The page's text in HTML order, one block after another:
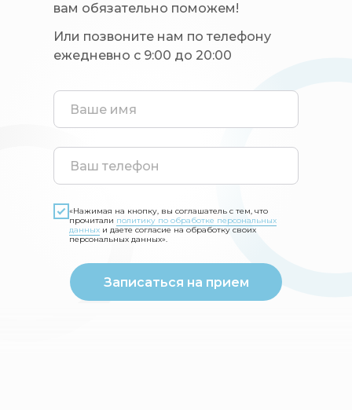
вам обязательно поможем!
Или позвоните нам по телефону
ежедневно с 9:00 до 20:00
«Нажимая на кнопку, вы соглашатель с тем, что
прочитали политику по обработке персональных
данных и даете согласие на обработку своих
персональных данных».
Записаться на прием